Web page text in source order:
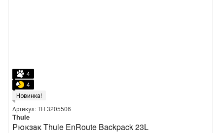
4
4
Новинка!
Артикул: TH 3205506
Thule
Рюкзак Thule EnRoute Backpack 23L